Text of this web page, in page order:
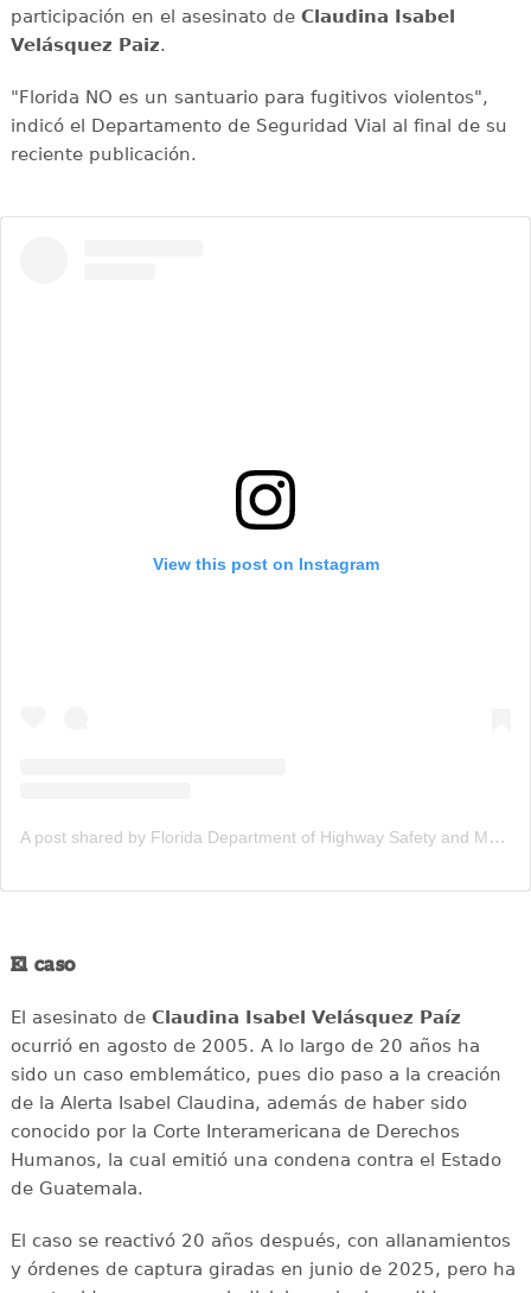
participación en el asesinato de Claudina Isabel
Velásquez Paiz.
"Florida NO es un santuario para fugitivos violentos",
indicó el Departamento de Seguridad Vial al final de su
reciente publicación.
View this post on Instagram
A post shared by Florida Department of Highway Safety and Motor Vehicles (FLHSMV) (@flhsmv)
El caso
El asesinato de Claudina Isabel Velásquez Paíz
ocurrió en agosto de 2005. A lo largo de 20 años ha
sido un caso emblemático, pues dio paso a la creación
de la Alerta Isabel Claudina, además de haber sido
conocido por la Corte Interamericana de Derechos
Humanos, la cual emitió una condena contra el Estado
de Guatemala.
El caso se reactivó 20 años después, con allanamientos
y órdenes de captura giradas en junio de 2025, pero ha